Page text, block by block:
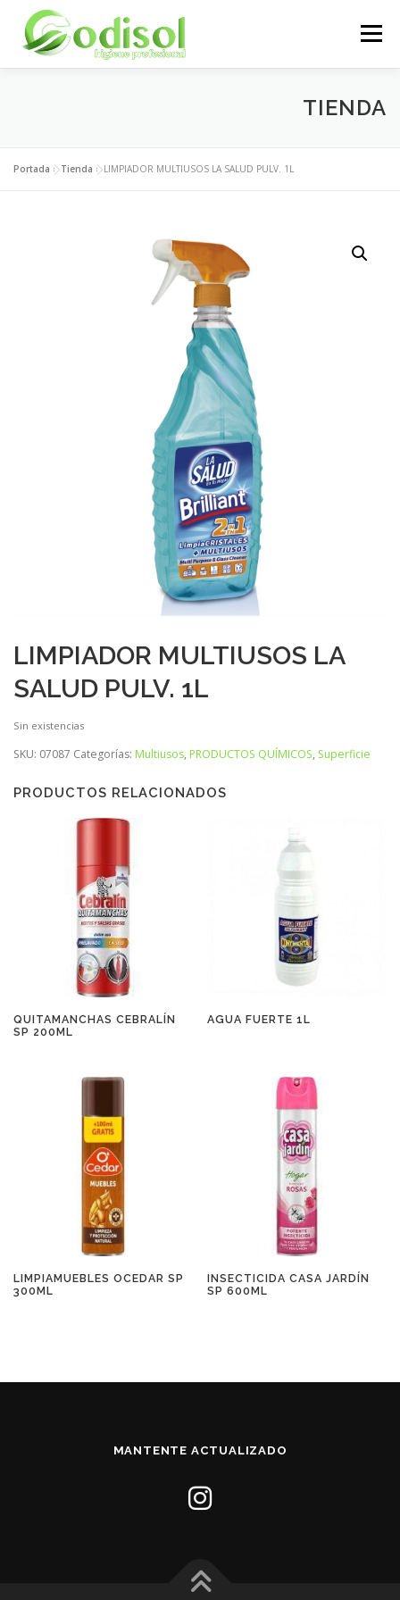
contenido
Menú
ÁREA CLIENTES CONTACTO
TIENDA
Portada »Tienda »LIMPIADOR MULTIUSOS LA SALUD PULV. 1L
LIMPIADOR MULTIUSOS LA
SALUD PULV. 1L
Sin existencias
SKU: 07087 Categorías: Multiusos, PRODUCTOS QUÍMICOS, Superficie
PRODUCTOS RELACIONADOS
QUITAMANCHAS CEBRALÍN
SP 200ML
AGUA FUERTE 1L
LIMPIAMUEBLES OCEDAR SP
300ML
INSECTICIDA CASA JARDÍN
SP 600ML
MANTENTE ACTUALIZADO